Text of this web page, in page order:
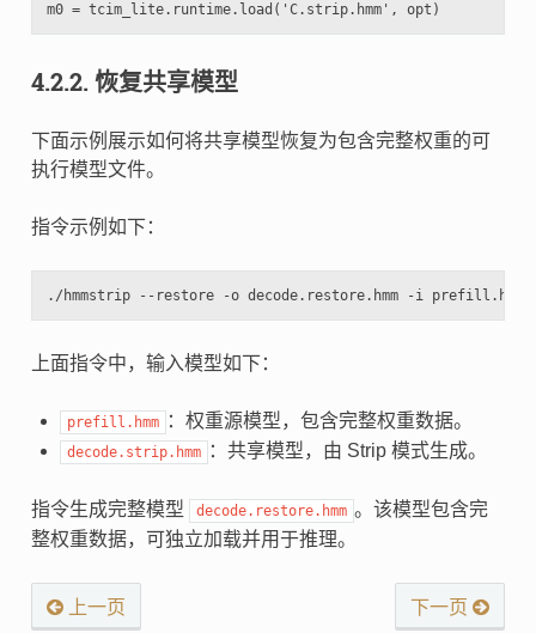
4.2.2. 恢复共享模型
下面示例展示如何将共享模型恢复为包含完整权重的可
执行模型文件。
指令示例如下：
上面指令中，输入模型如下：
prefill.hmm ：权重源模型，包含完整权重数据。
decode.strip.hmm ：共享模型，由 Strip 模式生成。
指令生成完整模型 decode.restore.hmm 。该模型包含完
整权重数据，可独立加载并用于推理。
上一页 下一页